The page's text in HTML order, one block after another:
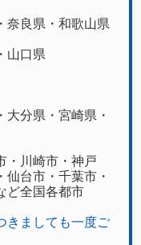
・奈良県 ・和歌山県
・ 山口県
・ 大分県 ・宮崎県 ・
・川崎市・神戸
台市・千葉市・
ど全国各都市
きましても一度ご